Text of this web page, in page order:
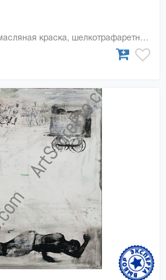
150 x 140 см, холст, масляная краска, шелкотрафаретная краска